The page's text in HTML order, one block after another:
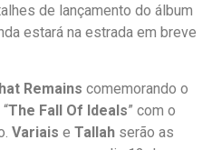
de lançamento do álbum
estará na estrada em breve
Remains comemorando o
The Fall Of Ideals” com o
Variais e Tallah serão as